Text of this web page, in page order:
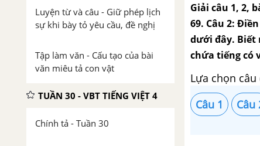
Luyện từ và câu - Giữ phép lịch
sự khi bày tỏ yêu cầu, đề nghị
Tập làm văn - Cấu tạo của bài
văn miêu tả con vật
TUẦN 30 - VBT TIẾNG VIỆT 4
Chính tả - Tuần 30
Giải câu 1, 2,
69. Câu 2:
dưới đây. Biết
chứa tiếng có
Lựa chọn
Câu 1
Câu